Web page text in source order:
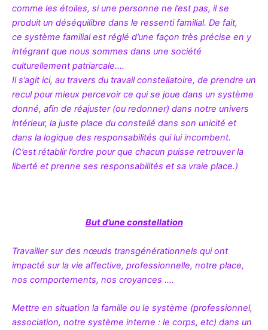
comme les étoiles, si une personne ne l’est pas, il se
produit un déséquilibre dans le ressenti familial. De fait,
ce système familial est réglé d’une façon très précise en y
intégrant que nous sommes dans une société
culturellement patriarcale….
Il s’agit ici, au travers du travail constellatoire, de prendre un
recul pour mieux percevoir ce qui se joue dans un système
donné, afin de réajuster (ou redonner) dans notre univers
intérieur, la juste place du constellé dans son unicité et
dans la logique des responsabilités qui lui incombent.
(C’est rétablir l’ordre pour que chacun puisse retrouver la
liberté et prenne ses responsabilités et sa vraie place.)
But d’une constellation
Travailler sur des nœuds transgénérationnels qui ont
impacté sur la vie affective, professionnelle, notre place,
nos comportements, nos croyances ….
Mettre en situation la famille ou le système (professionnel,
association, notre système interne : le corps, etc) dans un